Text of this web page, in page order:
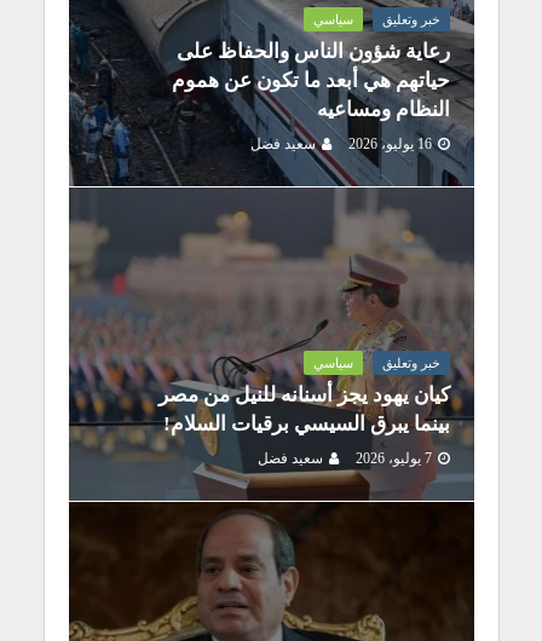
خبر وتعليق سياسي
رعاية شؤون الناس والحفاظ على
حياتهم هي أبعد ما تكون عن هموم
النظام ومساعيه
16 يوليو، 2026 سعيد فضل
خبر وتعليق سياسي
كيان يهود يجز أسنانه للنيل من مصر
بينما يبرق السيسي برقيات السلام!
7 يوليو، 2026 سعيد فضل